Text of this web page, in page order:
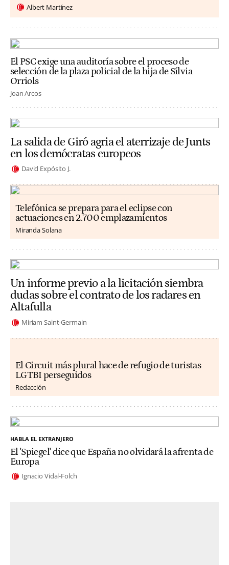
Albert Martínez
El PSC exige una auditoría sobre el proceso de
selección de la plaza policial de la hija de Sílvia
Orriols
Joan Arcos
La salida de Giró agria el aterrizaje de Junts
en los demócratas europeos
David Expósito J.
Telefónica se prepara para el eclipse con
actuaciones en 2.700 emplazamientos
Miranda Solana
Un informe previo a la licitación siembra
dudas sobre el contrato de los radares en
Altafulla
Miriam Saint-Germain
El Circuit más plural hace de refugio de turistas
LGTBI perseguidos
Redacción
HABLA EL EXTRANJERO
El 'Spiegel' dice que España no olvidará la afrenta de
Europa
Ignacio Vidal-Folch